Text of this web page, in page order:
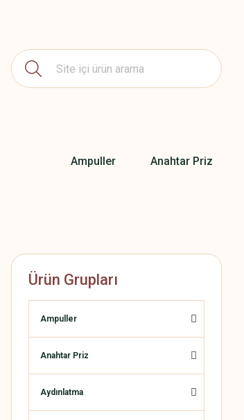
Ampuller Anahtar Priz
Ürün Grupları
Ampuller
Anahtar Priz
Aydınlatma